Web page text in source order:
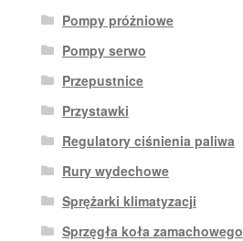
Pompy próżniowe
Pompy serwo
Przepustnice
Przystawki
Regulatory ciśnienia paliwa
Rury wydechowe
Sprężarki klimatyzacji
Sprzęgła koła zamachowego